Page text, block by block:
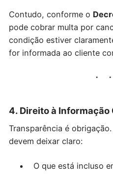
Contudo, conforme o
pode cobrar multa por
condição estiver
for informada ao cliente
4. Direito à Informação
Transparência é
devem deixar claro:
O que está incluso